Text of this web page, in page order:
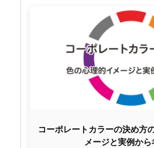
コーポレートカラーの決め方
メージと実例から